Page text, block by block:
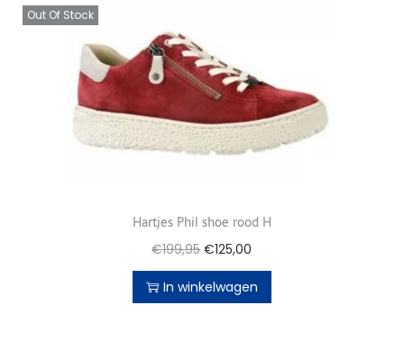
Out Of Stock
Hartjes Phil shoe rood H
€199,95 €125,00
In winkelwagen